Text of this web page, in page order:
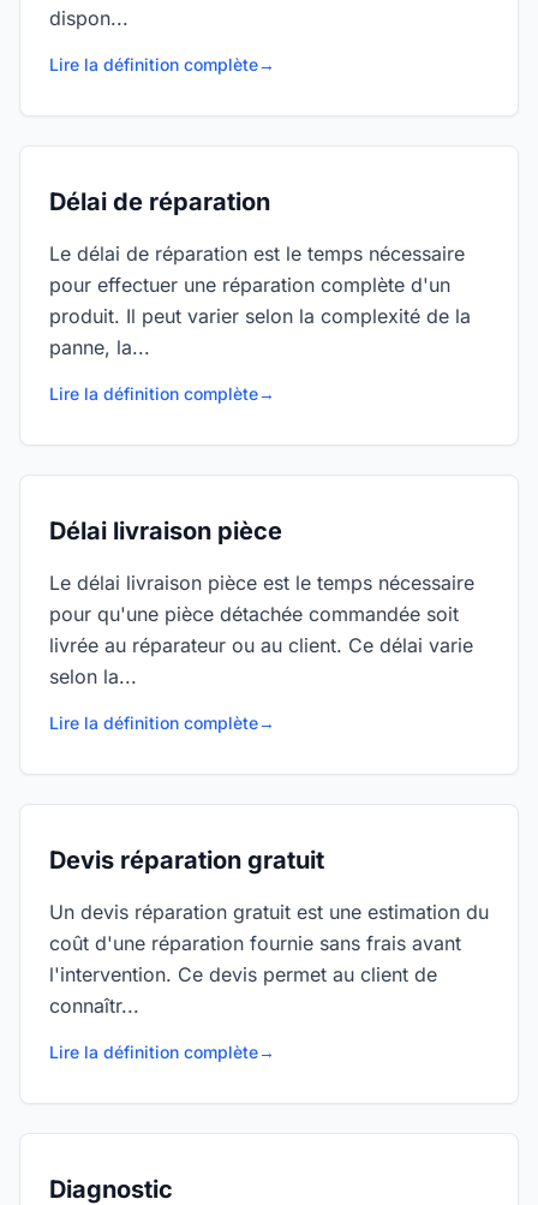
dispon...
Lire la définition complète→
Délai de réparation
Le délai de réparation est le temps nécessaire
pour effectuer une réparation complète d'un
produit. Il peut varier selon la complexité de la
panne, la...
Lire la définition complète→
Délai livraison pièce
Le délai livraison pièce est le temps nécessaire
pour qu'une pièce détachée commandée soit
livrée au réparateur ou au client. Ce délai varie
selon la...
Lire la définition complète→
Devis réparation gratuit
Un devis réparation gratuit est une estimation du
coût d'une réparation fournie sans frais avant
l'intervention. Ce devis permet au client de
connaîtr...
Lire la définition complète→
Diagnostic